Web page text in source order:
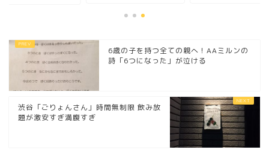
6歳の子を持つ全ての親へ！AAミルンの
詩「6つになった」が泣ける
渋谷「ごりょんさん」時間無制限 飲み放
題が激安すぎ満腹すぎ